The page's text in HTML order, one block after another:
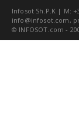
Infosot Sh.P.K | M:
info@infosot.com ,
© INFOSOT.com -